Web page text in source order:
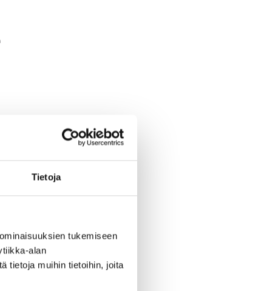
Tietoja
tukemiseen
alan
tietoja muihin tietoihin, joita